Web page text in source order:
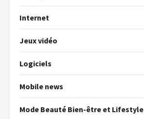
Internet
Jeux vidéo
Logiciels
Mobile news
Mode Beauté Bien-être et Lifestyle